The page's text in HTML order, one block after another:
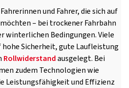
und Fahrer, die sich auf
– bei trockener Fahrbahn
winterlichen Bedingungen. Viele
Sicherheit, gute Laufleistung
Rollwiderstandausgelegt. Bei
zudem Technologien wie
Leistungsfähigkeit und Effizienz